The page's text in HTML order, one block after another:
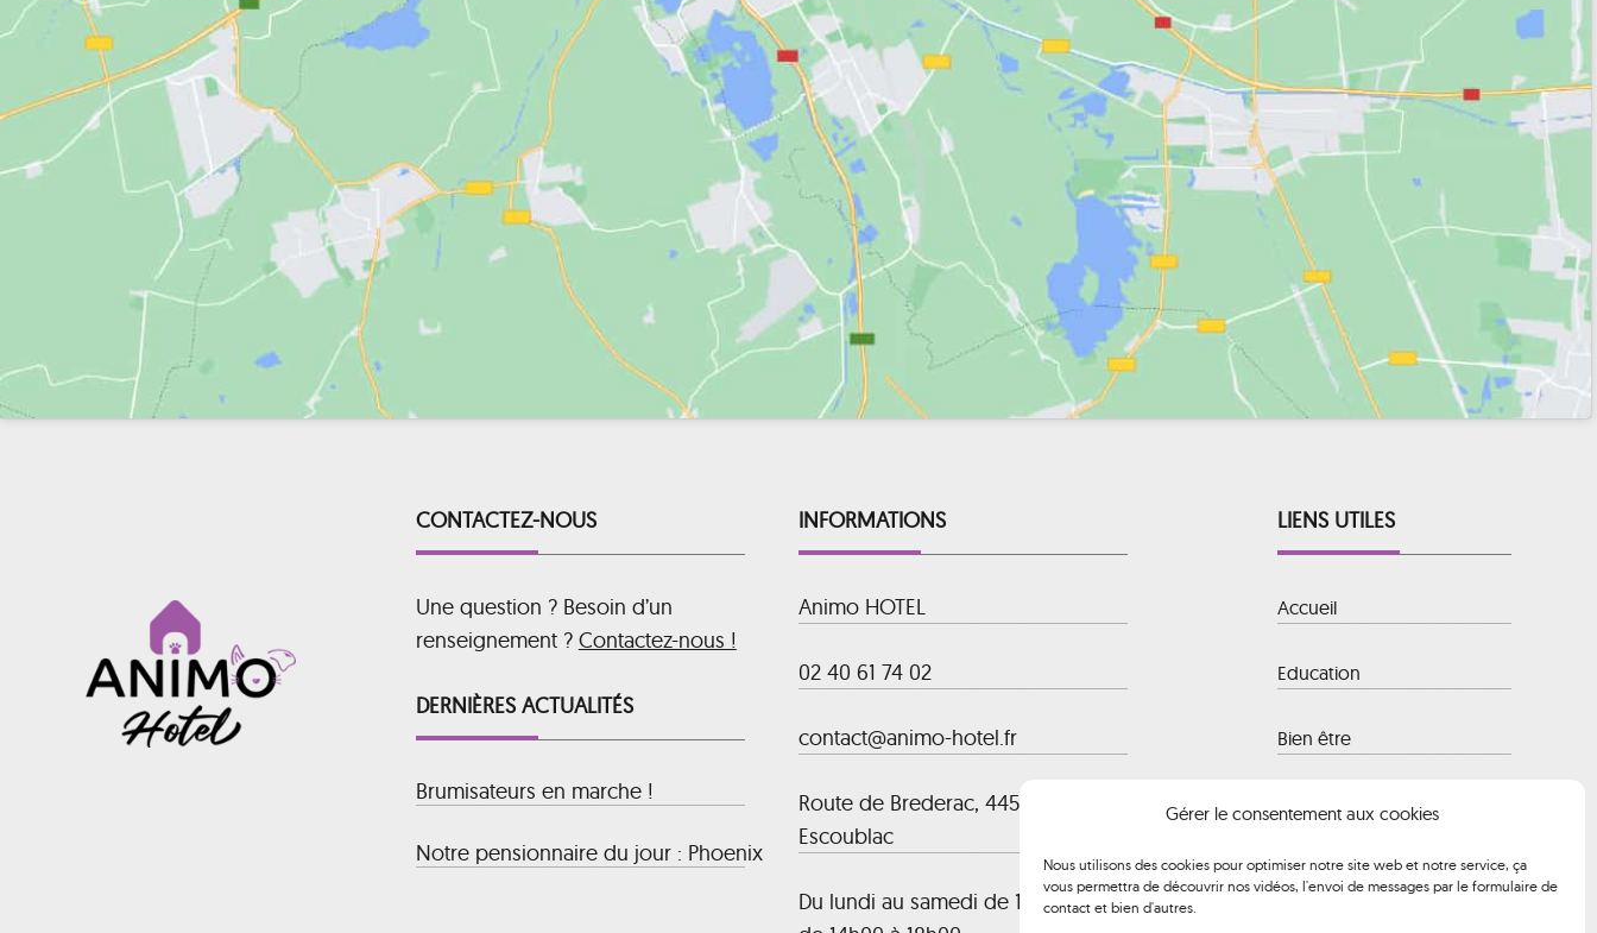
Gérer le consentement aux cookies
Nous utilisons des cookies pour optimiser notre site web et notre service, ça
vous permettra de découvrir nos vidéos, l'envoi de messages par le formulaire de
contact et bien d'autres.
CONTACTEZ-NOUS
Une question ? Besoin d’un
renseignement ? Contactez-nous !
DERNIÈRES ACTUALITÉS
Brumisateurs en marche !
Notre pensionnaire du jour : Phoenix
INFORMATIONS
Animo HOTEL
02 40 61 74 02
contact@animo-hotel.fr
Route de Brederac, 44500 La Baule-
Escoublac
Du lundi au samedi de 10h00 à 12h00 et
LIENS UTILES
Accueil
Education
Bien être
Hôtellerie
Transport